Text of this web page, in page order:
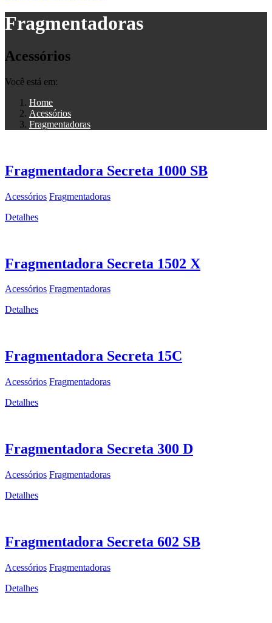
Fragmentadoras
Acessórios
Você está em:
Home
Acessórios
Fragmentadoras
Fragmentadora Secreta 1000 SB
Acessórios Fragmentadoras
Detalhes
Fragmentadora Secreta 1502 X
Acessórios Fragmentadoras
Detalhes
Fragmentadora Secreta 15C
Acessórios Fragmentadoras
Detalhes
Fragmentadora Secreta 300 D
Acessórios Fragmentadoras
Detalhes
Fragmentadora Secreta 602 SB
Acessórios Fragmentadoras
Detalhes